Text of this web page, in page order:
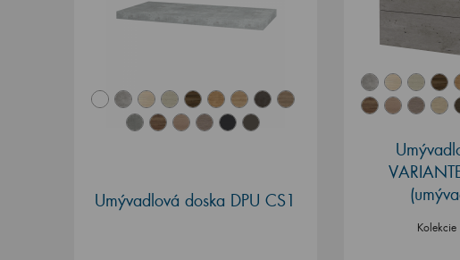
Umývadlová doska DPU CS1
Kolekcie